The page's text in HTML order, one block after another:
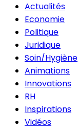
Actualités
Economie
Politique
Juridique
Soin/Hygiène
Animations
Innovations
RH
Inspirations
Vidéos